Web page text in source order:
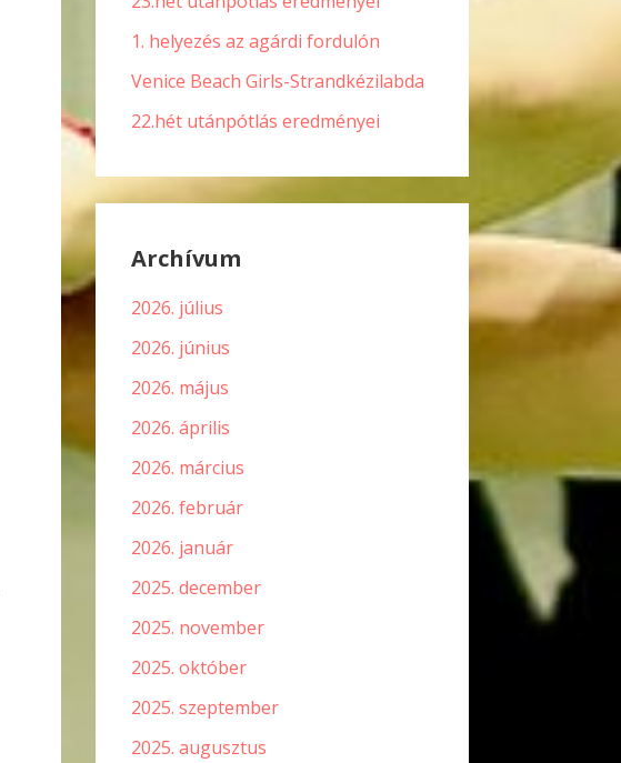
1. helyezés az agárdi fordulón
Venice Beach Girls-Strandkézilabda
22.hét utánpótlás eredményei
Archívum
2026. július
2026. június
2026. május
2026. április
2026. március
2026. február
2026. január
2025. december
2025. november
2025. október
2025. szeptember
2025. augusztus